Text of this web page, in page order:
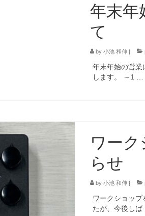
年末年
て
by 小池 和伸|
年末年始の営業
します。 ～1 …
ワー
らせ
by 小池 和伸|
ワークショッ
たが、今後しば